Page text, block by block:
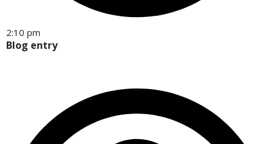
2:10 pm
Blog entry